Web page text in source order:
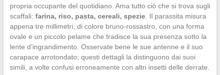
propria occupante del quotidiano. Ama tutto ciò che si trova sugli
scaffali: farina, riso, pasta, cereali, spezie. Il parassita misura
appena tre millimetri, di colore bruno-rossastro, con una forma
ovale e un piccolo pelame che tradisce la sua presenza sotto la
lente d’ingrandimento. Osservate bene le sue antenne e il suo
carapace arrotondato; questi dettagli la distinguono dai suoi
simili, a volte confusi erroneamente con altri insetti delle derrate.